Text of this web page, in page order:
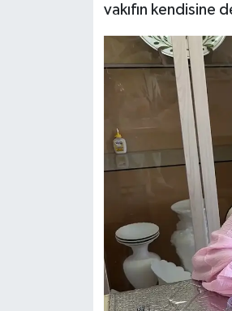
vakıfın kendisine